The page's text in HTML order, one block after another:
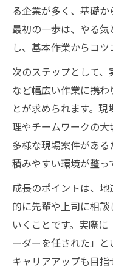
る企業が多く、基礎か
最初の一歩は、やる
し、基本作業からコツ
次のステップとして
など幅広い作業に携
とが求められます。
理やチームワークの
多様な現場案件があ
積みやすい環境が整っ
成長のポイントは、
的に先輩や上司に相
いくことです。実際
ーダーを任された」
キャリアアップも目指